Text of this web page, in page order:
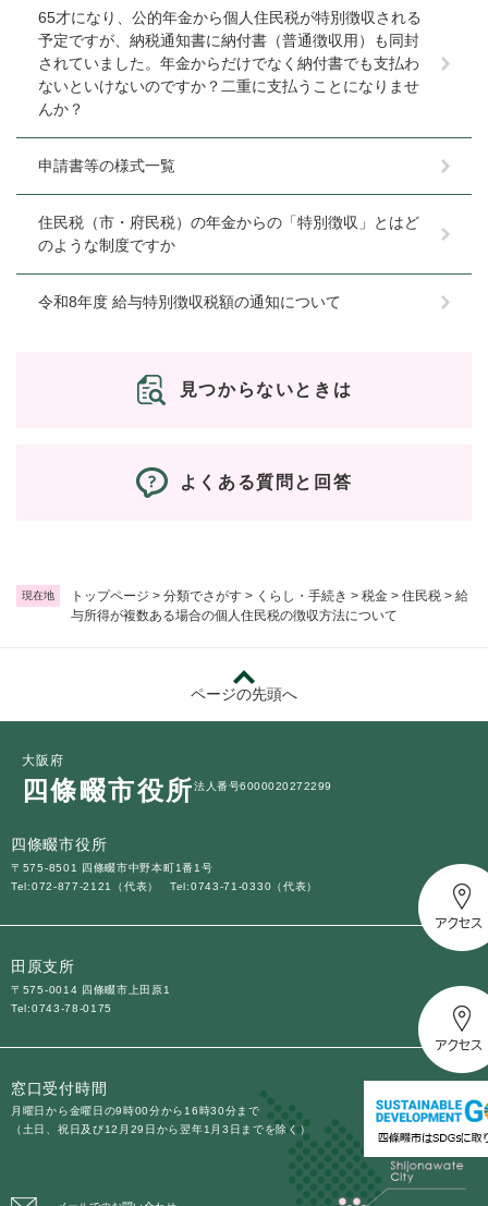
現在地 トップページ > 分類でさがす > くらし・手続き > 税金 > 住民税 > 給
与所得が複数ある場合の個人住民税の徴収方法について
65才になり、公的年金から個人住民税が特別徴収される
予定ですが、納税通知書に納付書（普通徴収用）も同封
されていました。年金からだけでなく納付書でも支払わ
ないといけないのですか？二重に支払うことになりませ
んか？
申請書等の様式一覧
住民税（市・府民税）の年金からの「特別徴収」とはど
のような制度ですか
令和8年度 給与特別徴収税額の通知について
見つからないときは
よくある質問と回答
ページの先頭へ
大阪府
四條畷市役所法人番号6000020272299
四條畷市役所
〒575-8501 四條畷市中野本町1番1号
Tel:072-877-2121（代表）
Tel:0743-71-0330（代表）
田原支所
〒575-0014 四條畷市上田原1
Tel:0743-78-0175
窓口受付時間
月曜日から金曜日の9時00分から16時30分まで
（土日、祝日及び12月29日から翌年1月3日までを除く）